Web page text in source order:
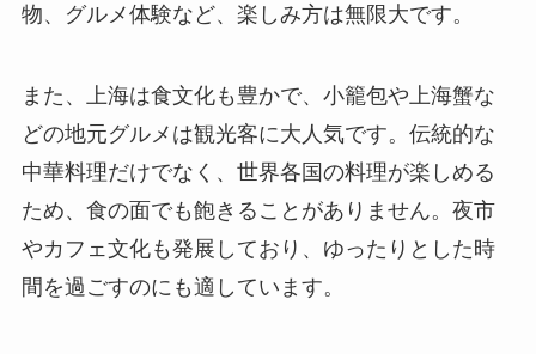
物、グルメ体験など、楽しみ方は無限大です。
また、上海は食文化も豊かで、小籠包や上海蟹な
どの地元グルメは観光客に大人気です。伝統的な
中華料理だけでなく、世界各国の料理が楽しめる
ため、食の面でも飽きることがありません。夜市
やカフェ文化も発展しており、ゆったりとした時
間を過ごすのにも適しています。